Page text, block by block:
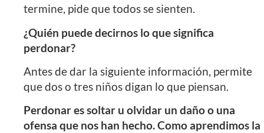
termine, pide que todos se sienten.
¿Quién puede decirnos lo que significa
perdonar?
Antes de dar la siguiente información, permite
que dos o tres niños digan lo que piensan.
Perdonar es soltar u olvidar un daño o una
ofensa que nos han hecho. Como aprendimos la